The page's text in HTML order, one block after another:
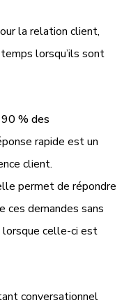
la relation client,
lorsqu’ils sont
% des
rapide est un
client.
permet de répondre
ces demandes sans
lorsque celle-ci est
conversationnel